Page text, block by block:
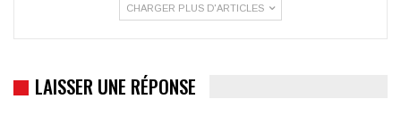
CHARGER PLUS D'ARTICLES
LAISSER UNE RÉPONSE